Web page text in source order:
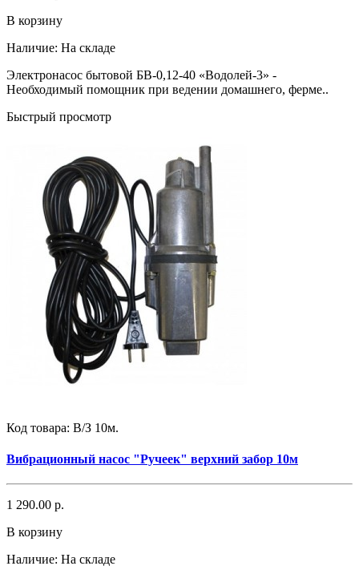
В корзину
Наличие: На складе
Электронасос бытовой БВ-0,12-40 «Водолей-3» -
Необходимый помощник при ведении домашнего, ферме..
Быстрый просмотр
Код товара: В/З 10м.
Вибрационный насос "Ручеек" верхний забор 10м
1 290.00 р.
В корзину
Наличие: На складе